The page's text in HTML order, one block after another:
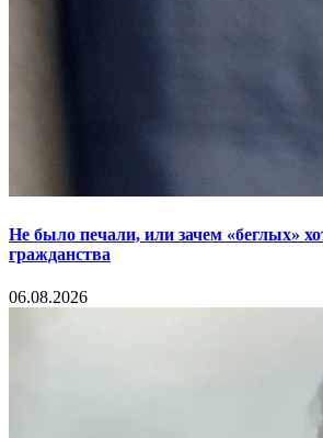
Не было печали, или зачем «беглых»
гражданства
06.08.2026